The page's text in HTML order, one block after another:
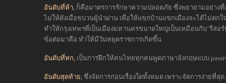
อันดับที่ห้า, ก็คือมาตรการรักษาความปลอดภัย ซึ่งพยายามอย่าง
ไม่ให้ดังเมื่อขบวนผู้นำผ่าน เพื่อให้แขกบ้านแขกเมืองจะได้ไม่ตก
ทำให้กรุงเทพฯที่เป็นเมืองมหานครขนาดใหญ่เป็นเหมือนกับ"รีสอ
ข้อต่อมาคือ ทำให้มีวันหยุดราชการเกิดขึ้น
อันดับที่หก, เป็นการฝึกให้คนไทยทุกคนพูดภาษาอังกฤษแบบ
อันดับสุดท้าย, ซึ่งจัดการก่อนเรื่องใดทั้งหมด เพราะจัดการง่ายที่